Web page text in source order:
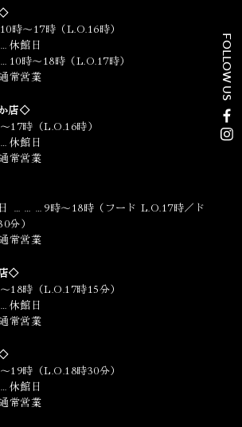
FOLLOW US
～17時（L.O.16時）
館日
時～18時（L.O.17時）
常営業
店◇
時（L.O.16時）
館日
常営業
………9時～18時（フード L.O.17時／ド
分）
常営業
◇
時（L.O.17時15分）
館日
常営業
時（L.O.18時30分）
館日
常営業